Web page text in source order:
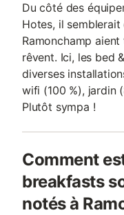
Du côté des
Hotes, il
Ramonchamp
rêvent. Ici, les bed
diverses
wifi (100 %), jardin
Plutôt sympa !
Comment
breakfasts
notés à